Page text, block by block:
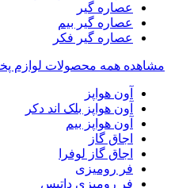
عصاره گیر
عصاره گیر بیم
عصاره گیر فکر
مشاهده همه محصولات لوازم
آون هواپز
آون هواپز بلک اند دکر
آون هواپز بیم
اجاق گاز
اجاق گاز لوفرا
فر رومیزی
فر رومیزی داتیس